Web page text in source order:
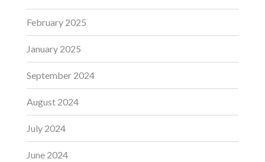
February 2025
January 2025
September 2024
August 2024
July 2024
June 2024